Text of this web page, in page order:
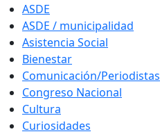
ASDE
ASDE / municipalidad
Asistencia Social
Bienestar
Comunicación/Periodistas
Congreso Nacional
Cultura
Curiosidades